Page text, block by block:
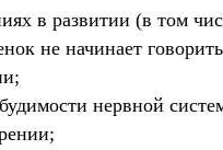
в развитии (в том
не начинает
нервной